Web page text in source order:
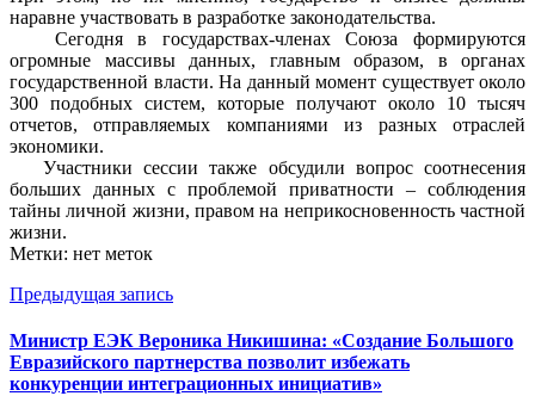
наравне участвовать в разработке законодательства.
Сегодня в государствах-членах Союза формируются
огромные массивы данных, главным образом, в органах
государственной власти. На данный момент существует около
300 подобных систем, которые получают около 10 тысяч
отчетов, отправляемых компаниями из разных отраслей
экономики.
Участники сессии также обсудили вопрос соотнесения
больших данных с проблемой приватности – соблюдения
тайны личной жизни, правом на неприкосновенность частной
жизни.
Метки: нет меток
Предыдущая запись
Министр ЕЭК Вероника Никишина: «Создание Большого
Евразийского партнерства позволит избежать
конкуренции интеграционных инициатив»